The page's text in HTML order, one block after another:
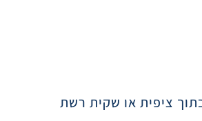
ציפית או שקית רשת